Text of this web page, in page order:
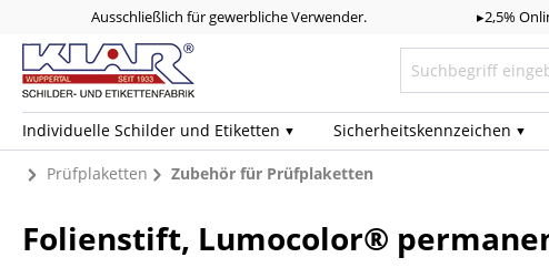
Ausschließlich für gewerbliche Verwender. ▸2,5%
Individuelle Schilder und Etiketten Sicherheits­kennzeichen
Prüfplaketten Zubehör für Prüfplaketten
Folienstift, Lumocolor®